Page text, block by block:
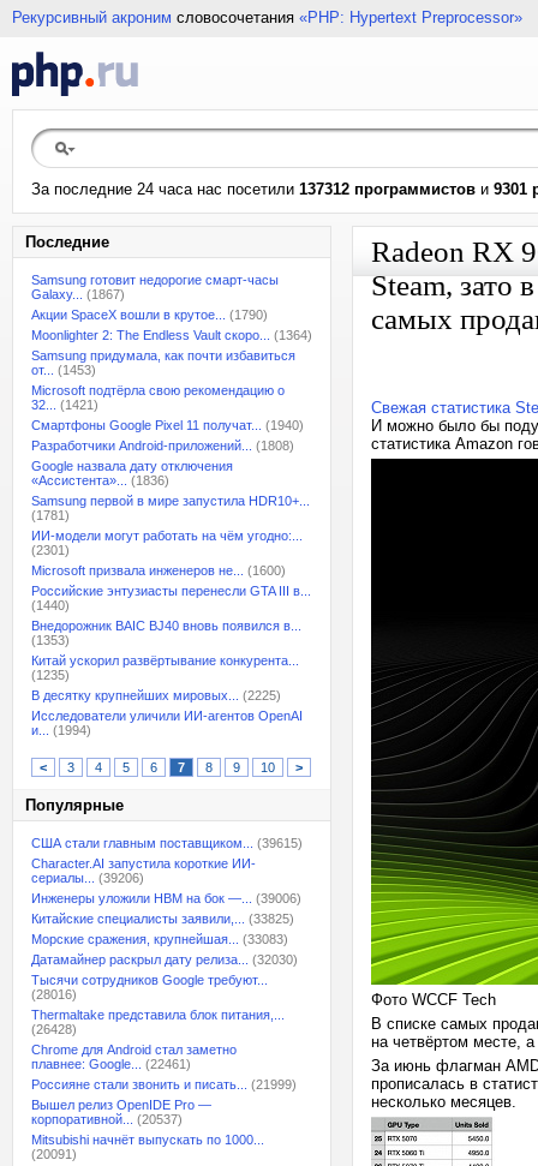
Рекурсивный акроним словосочетания «PHP: Hypertext Preprocessor»
За последние 24 часа нас посетили 137312 программистов и 9301
Последние
Samsung готовит недорогие смарт-часы
Galaxy...
(1867)
Акции SpaceX вошли в крутое...
(1790)
Moonlighter 2: The Endless Vault скоро...
(1364)
Samsung придумала, как почти избавиться
от...
(1453)
Microsoft подтёрла свою рекомендацию о
32...
(1421)
Смартфоны Google Pixel 11 получат...
(1940)
Разработчики Android-приложений...
(1808)
Google назвала дату отключения
«Ассистента»...
(1836)
Samsung первой в мире запустила HDR10+...
(1781)
ИИ-модели могут работать на чём угодно:...
(2301)
Microsoft призвала инженеров не...
(1600)
Российские энтузиасты перенесли GTA III в...
(1440)
Внедорожник BAIC BJ40 вновь появился в...
(1353)
Китай ускорил развёртывание конкурента...
(1235)
В десятку крупнейших мировых...
(2225)
Исследователи уличили ИИ-агентов OpenAI
и...
(1994)
< 3 4 5 6 7 8 9 10 >
Популярные
США стали главным поставщиком...
(39615)
Character.AI запустила короткие ИИ-
сериалы...
(39206)
Инженеры уложили HBM на бок —...
(39006)
Китайские специалисты заявили,...
(33825)
Морские сражения, крупнейшая...
(33083)
Датамайнер раскрыл дату релиза...
(32030)
Тысячи сотрудников Google требуют...
(28016)
Thermaltake представила блок питания,...
(26428)
Chrome для Android стал заметно
плавнее: Google...
(22461)
Россияне стали звонить и писать...
(21999)
Вышел релиз OpenIDE Pro —
корпоративной...
(20537)
Mitsubishi начнёт выпускать по 1000...
(20091)
Radeon RX
Steam, зато
самых
Свежая статистика
И можно было бы
статистика Amazon
Фото WCCF Tech
В списке самых
на четвёртом месте,
За июнь флагман
прописалась в
несколько месяцев.